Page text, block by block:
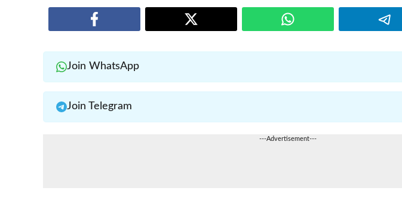
Join WhatsApp
Join Telegram
---Advertisement---